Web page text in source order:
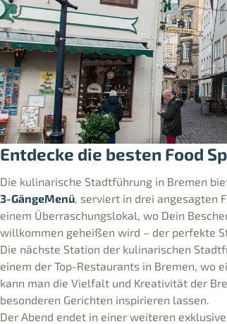
Entdecke die besten Food
Die kulinarische Stadtführung in Bremen
3-GängeMenü , serviert in drei angesagten
einem Überraschungslokal, wo Dein
willkommen geheißen wird – der perfekte
Die nächste Station der kulinarischen
einem der Top-Restaurants in Bremen, wo
kann man die Vielfalt und Kreativität der
besonderen Gerichten inspirieren lassen.
Der Abend endet in einer weiteren